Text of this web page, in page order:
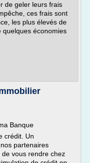
de geler leurs frais
ces frais sont
les plus élevés de
quelques économies
Banque
crédit. Un
partenaires
vous rendre chez